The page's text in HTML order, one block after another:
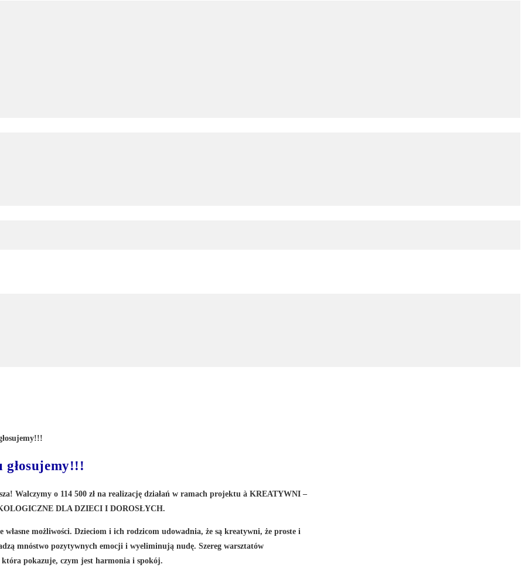
głosujemy!!!
Walczymy o 114 500 zł na realizację działań w ramach projektu à KREATYWNI –
DLA DZIECI I DOROSŁYCH.
możliwości. Dzieciom i ich rodzicom udowadnia, że są kreatywni, że proste i
mnóstwo pozytywnych emocji i wyeliminują nudę. Szereg warsztatów
która pokazuje, czym jest harmonia i spokój.